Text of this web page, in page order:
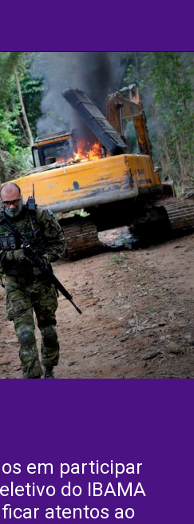
​​em participar
do IBAMA
atentos ao